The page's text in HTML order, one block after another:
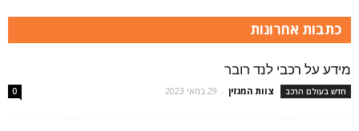
כתבות אחרונות
מידע על רכבי לנד רובר
חדש בעולם הרכב צוות המגזין - 29 במאי 2023 0